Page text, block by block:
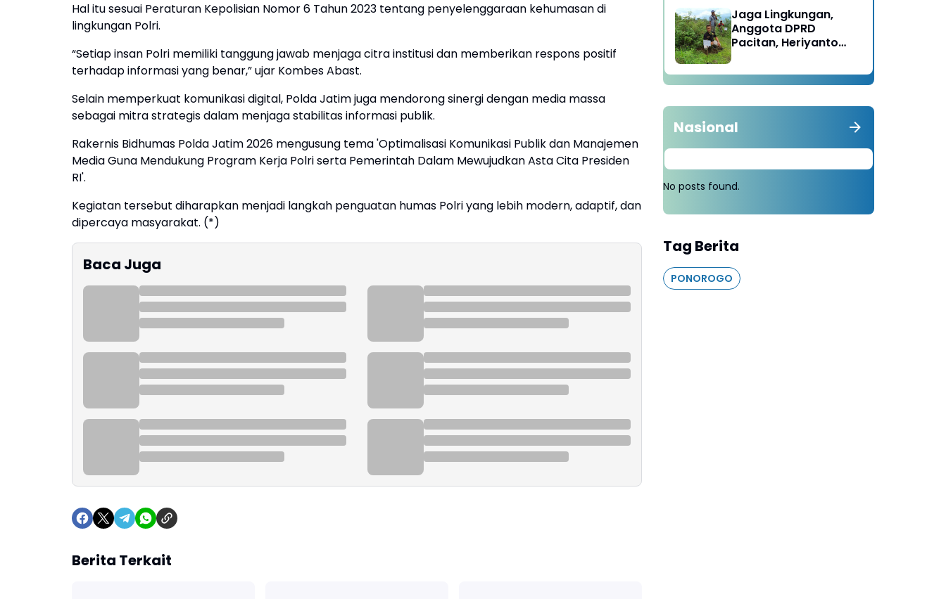
Hal itu sesuai Peraturan Kepolisian Nomor 6 Tahun 2023 tentang penyelenggaraan kehumasan di
lingkungan Polri.
“Setiap insan Polri memiliki tanggung jawab menjaga citra institusi dan memberikan respons positif
terhadap informasi yang benar,” ujar Kombes Abast.
Selain memperkuat komunikasi digital, Polda Jatim juga mendorong sinergi dengan media massa
sebagai mitra strategis dalam menjaga stabilitas informasi publik.
Rakernis Bidhumas Polda Jatim 2026 mengusung tema 'Optimalisasi Komunikasi Publik dan Manajemen
Media Guna Mendukung Program Kerja Polri serta Pemerintah Dalam Mewujudkan Asta Cita Presiden
RI'.
Kegiatan tersebut diharapkan menjadi langkah penguatan humas Polri yang lebih modern, adaptif, dan
dipercaya masyarakat. (*)
Baca Juga
Berita Terkait
Karesidenan Madiun
Raya
Jaga Lingkungan,
Anggota DPRD
Pacitan, Heriyanto
Tebang 100 Pohon
diganti Tanam 1000
Nasional
No posts found.
Tag Berita
PONOROGO